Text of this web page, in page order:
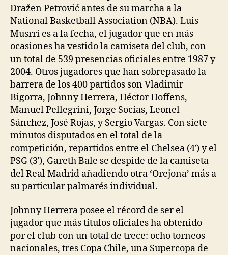
Dražen Petrović antes de su marcha a la
National Basketball Association (NBA). Luis
Musrri es a la fecha, el jugador que en más
ocasiones ha vestido la camiseta del club, con
un total de 539 presencias oficiales entre 1987 y
2004. Otros jugadores que han sobrepasado la
barrera de los 400 partidos son Vladimir
Bigorra, Johnny Herrera, Héctor Hoffens,
Manuel Pellegrini, Jorge Socías, Leonel
Sánchez, José Rojas, y Sergio Vargas. Con siete
minutos disputados en el total de la
competición, repartidos entre el Chelsea (4′) y el
PSG (3′), Gareth Bale se despide de la camiseta
del Real Madrid añadiendo otra ‘Orejona’ más a
su particular palmarés individual.
Johnny Herrera posee el récord de ser el
jugador que más títulos oficiales ha obtenido
por el club con un total de trece: ocho torneos
nacionales, tres Copa Chile, una Supercopa de